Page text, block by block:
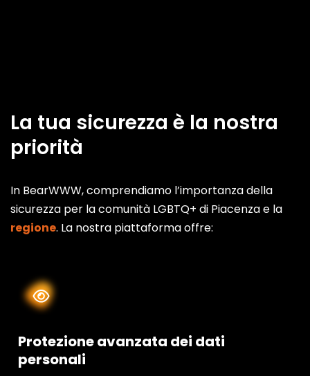
La tua sicurezza è la nostra
priorità
In BearWWW, comprendiamo l’importanza della
sicurezza per la comunità LGBTQ+ di Piacenza e la
regione. La nostra piattaforma offre:
Protezione avanzata dei dati
personali